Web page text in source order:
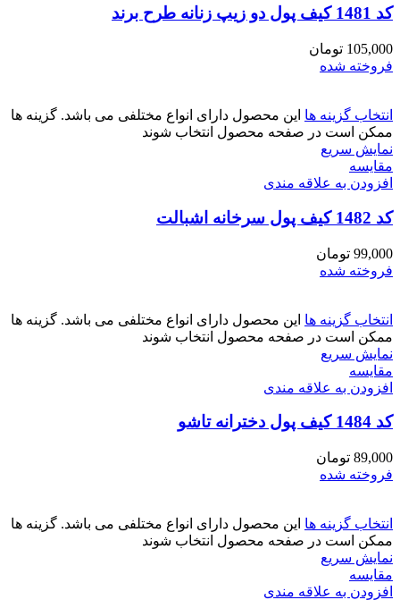
کد 1481 کیف پول دو زیپ زنانه طرح برند
105,000 تومان
فروخته شده
انتخاب گزینه ها این محصول دارای انواع مختلفی می باشد. گزینه ها
ممکن است در صفحه محصول انتخاب شوند
نمایش سریع
مقايسه
افزودن به علاقه مندی
کد 1482 کیف پول سرخانه اشبالت
99,000 تومان
فروخته شده
انتخاب گزینه ها این محصول دارای انواع مختلفی می باشد. گزینه ها
ممکن است در صفحه محصول انتخاب شوند
نمایش سریع
مقايسه
افزودن به علاقه مندی
کد 1484 کیف پول دخترانه تاشو
89,000 تومان
فروخته شده
انتخاب گزینه ها این محصول دارای انواع مختلفی می باشد. گزینه ها
ممکن است در صفحه محصول انتخاب شوند
نمایش سریع
مقايسه
افزودن به علاقه مندی